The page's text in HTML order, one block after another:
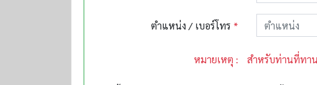
ตำแหน่ง / เบอร์โทร *
หมายเหตุ : สำหรับท่านที่ทาน